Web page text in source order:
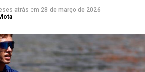
atrás em 28 de março de 2026